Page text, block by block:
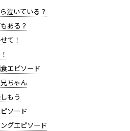
泣いている？
ある？
て！
エピソード
ちゃん
もう
ソード
グエピソード